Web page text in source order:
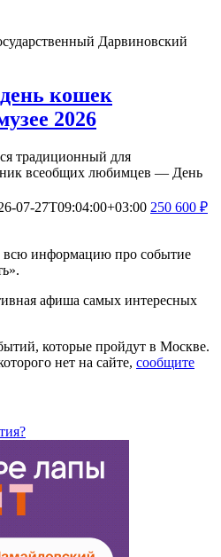
Дарвиновский
кошек
2026
традиционный для
всеобщих любимцев — День
07-27T09:04:00+03:00 250 600 ₽
всю информацию про событие
афиша самых интересных
которые пройдут в Москве.
нет на сайте, сообщите